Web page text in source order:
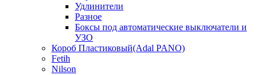
Удлинители
Разное
Боксы под автоматические выключатели и
УЗО
Короб Пластиковый(Adal PANO)
Fetih
Nilson